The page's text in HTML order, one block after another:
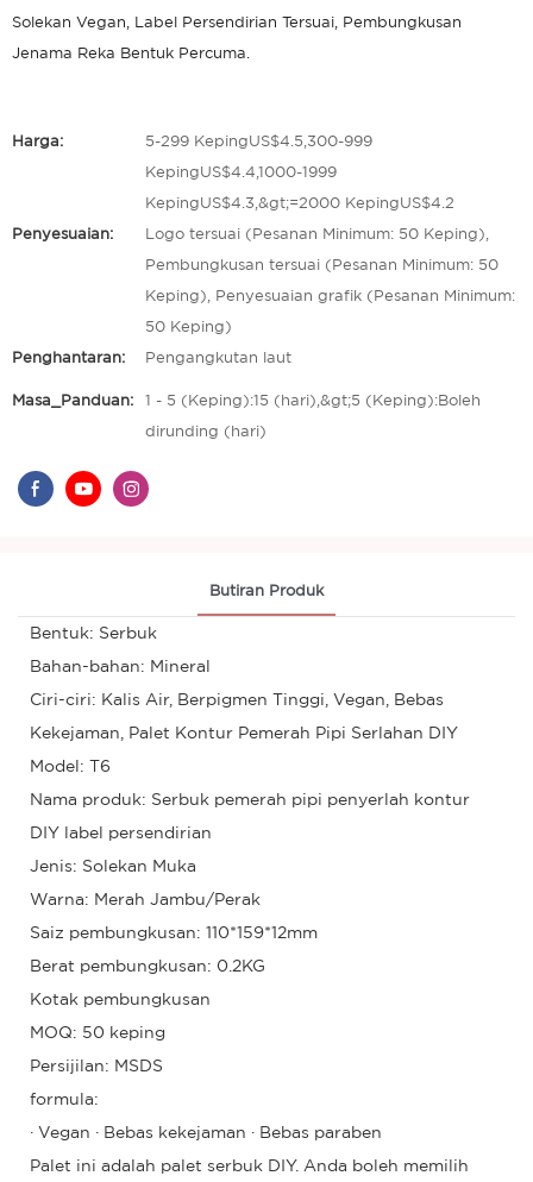
Solekan Vegan, Label Persendirian Tersuai, Pembungkusan
Jenama Reka Bentuk Percuma.
Harga: 5-299 KepingUS$4.5,300-999
KepingUS$4.4,1000-1999
KepingUS$4.3,&gt;=2000 KepingUS$4.2
Penyesuaian: Logo tersuai (Pesanan Minimum: 50 Keping),
Pembungkusan tersuai (Pesanan Minimum: 50
Keping), Penyesuaian grafik (Pesanan Minimum:
50 Keping)
Penghantaran: Pengangkutan laut
Masa_Panduan: 1 - 5 (Keping):15 (hari),&gt;5 (Keping):Boleh
dirunding (hari)
Butiran Produk
Bentuk: Serbuk
Bahan-bahan: Mineral
Ciri-ciri: Kalis Air, Berpigmen Tinggi, Vegan, Bebas
Kekejaman, Palet Kontur Pemerah Pipi Serlahan DIY
Model: T6
Nama produk: Serbuk pemerah pipi penyerlah kontur
DIY label persendirian
Jenis: Solekan Muka
Warna: Merah Jambu/Perak
Saiz pembungkusan: 110*159*12mm
Berat pembungkusan: 0.2KG
Kotak pembungkusan
MOQ: 50 keping
Persijilan: MSDS
formula:
· Vegan · Bebas kekejaman · Bebas paraben
Palet ini adalah palet serbuk DIY. Anda boleh memilih